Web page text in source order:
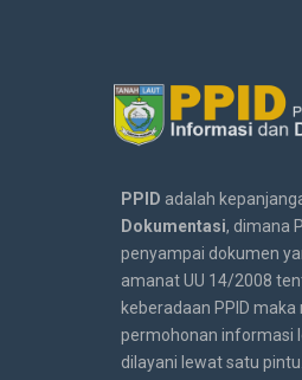
PPID adalah
Dokumentasi, dimana
penyampai dokumen
amanat UU 14/2008
keberadaan PPID
permohonan informasi
dilayani lewat satu pintu.